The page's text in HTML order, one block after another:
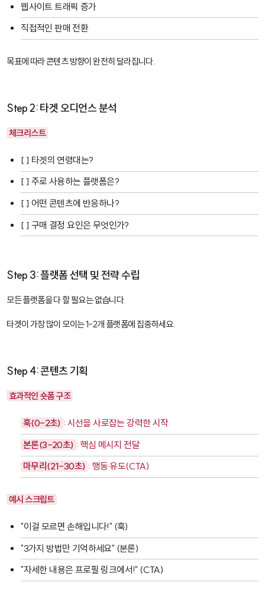
웹사이트 트래픽 증가
직접적인 판매 전환
목표에 따라 콘텐츠 방향이 완전히 달라집니다.
Step 2: 타겟 오디언스 분석
체크리스트
[ ] 타겟의 연령대는?
[ ] 주로 사용하는 플랫폼은?
[ ] 어떤 콘텐츠에 반응하나?
[ ] 구매 결정 요인은 무엇인가?
Step 3: 플랫폼 선택 및 전략 수립
모든 플랫폼을 다 할 필요는 없습니다.
타겟이 가장 많이 모이는 1-2개 플랫폼에 집중하세요.
Step 4: 콘텐츠 기획
효과적인 숏폼 구조
훅(0-2초) : 시선을 사로잡는 강력한 시작
본론(3-20초) : 핵심 메시지 전달
마무리(21-30초) : 행동 유도(CTA)
예시 스크립트
"이걸 모르면 손해입니다!" (훅)
"3가지 방법만 기억하세요" (본론)
"자세한 내용은 프로필 링크에서!" (CTA)